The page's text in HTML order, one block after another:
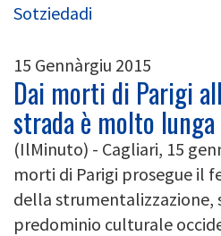
Sotziedadi
15 Gennàrgiu 2015
Dai morti di Parigi
strada è molto lunga
(IlMinuto) - Cagliari, 15
morti di Parigi prosegue il
della strumentalizzazione,
predominio culturale